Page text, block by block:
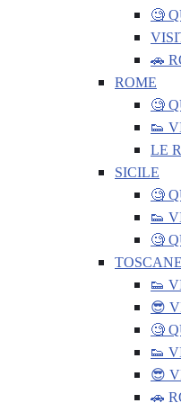
🧐
🚗
ROME
🧐
👟
LE
SICILE
🧐
👟
🧐
TOSCANE
👟
😎
🧐
👟
😎
🚗